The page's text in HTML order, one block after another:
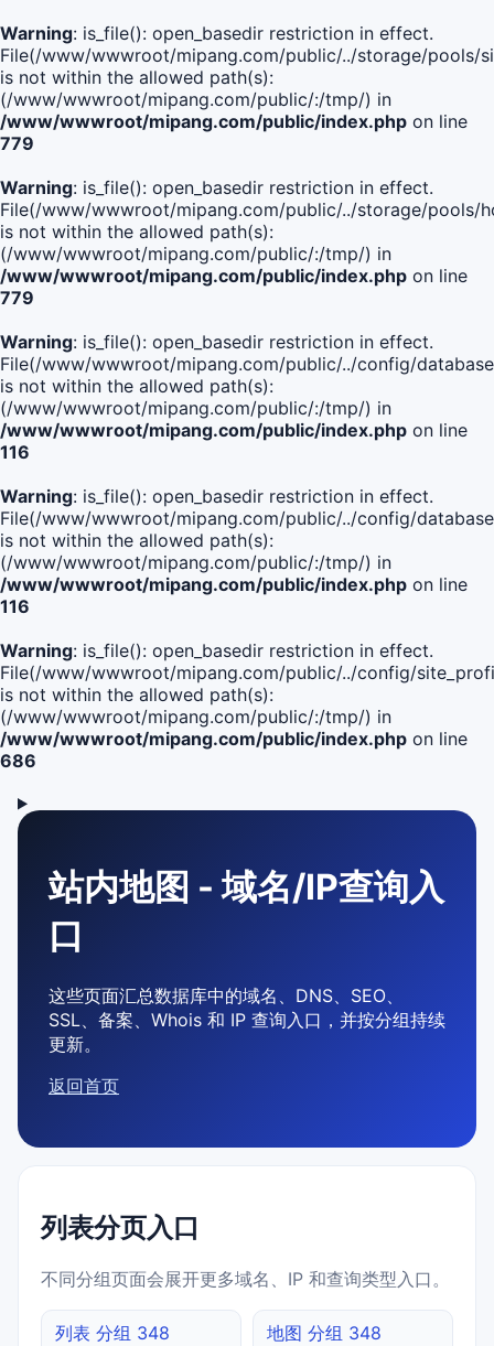
Warning: is_file(): open_basedir restriction in effect.
File(/www/wwwroot/mipang.com/public/../storage/pools/
is not within the allowed path(s):
(/www/wwwroot/mipang.com/public/:/tmp/) in
/www/wwwroot/mipang.com/public/index.php on line
779
Warning: is_file(): open_basedir restriction in effect.
File(/www/wwwroot/mipang.com/public/../storage/pools/
is not within the allowed path(s):
(/www/wwwroot/mipang.com/public/:/tmp/) in
/www/wwwroot/mipang.com/public/index.php on line
779
Warning: is_file(): open_basedir restriction in effect.
File(/www/wwwroot/mipang.com/public/../config/
is not within the allowed path(s):
(/www/wwwroot/mipang.com/public/:/tmp/) in
/www/wwwroot/mipang.com/public/index.php on line
116
Warning: is_file(): open_basedir restriction in effect.
File(/www/wwwroot/mipang.com/public/../config/
is not within the allowed path(s):
(/www/wwwroot/mipang.com/public/:/tmp/) in
/www/wwwroot/mipang.com/public/index.php on line
116
Warning: is_file(): open_basedir restriction in effect.
File(/www/wwwroot/mipang.com/public/../config/
is not within the allowed path(s):
(/www/wwwroot/mipang.com/public/:/tmp/) in
/www/wwwroot/mipang.com/public/index.php on line
686
站内地图 - 域名/IP查询入
口
这些页面汇总数据库中的域名、DNS、SEO、
SSL、备案、Whois 和 IP 查询入口，并按分组持续
更新。
返回首页
列表分页入口
不同分组页面会展开更多域名、IP 和查询类型入口。
列表 分组 348 地图 分组 348